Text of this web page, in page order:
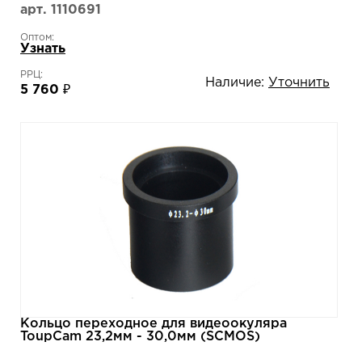
арт. 1110691
Оптом:
Узнать
РРЦ:
5 760 ₽
Наличие: Уточнить
Кольцо переходное для видеоокуляра
ToupCam 23,2мм - 30,0мм (SCMOS)